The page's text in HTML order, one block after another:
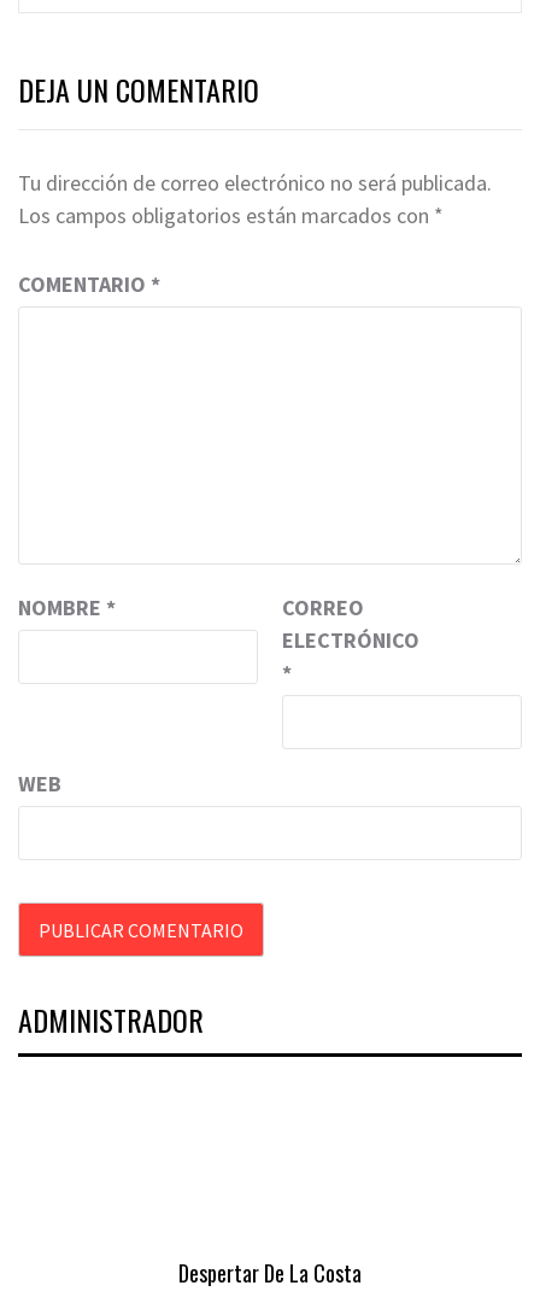
DEJA UN COMENTARIO
Tu dirección de correo electrónico no será publicada.
Los campos obligatorios están marcados con *
COMENTARIO *
NOMBRE *
CORREO
ELECTRÓNICO
*
WEB
ADMINISTRADOR
Despertar De La Costa